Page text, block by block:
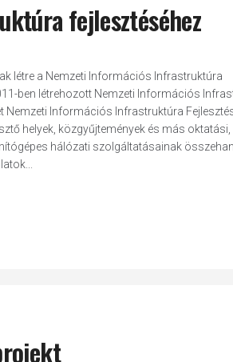
fejlesztéséhez
létre a Nemzeti Információs Infrastruktúra
ben létrehozott Nemzeti Információs
Nemzeti Információs Infrastruktúra
helyek, közgyűjtemények és más oktatási,
hálózati szolgáltatásainak